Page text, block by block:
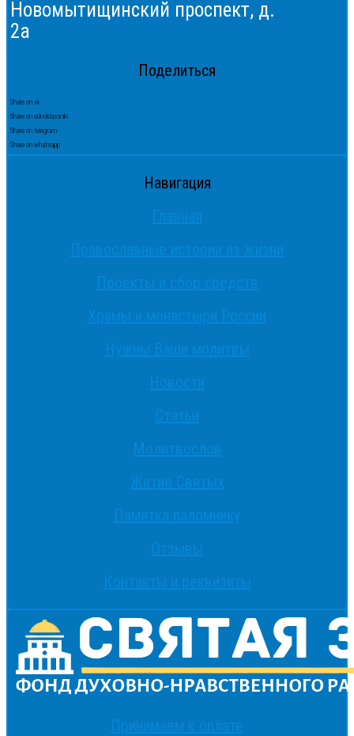
Новомытищинский проспект, д.
2а
Поделиться
Share on vk
Share on odnoklassniki
Share on telegram
Share on whatsapp
Навигация
Главная
Православные истории из жизни
Проекты и сбор средств
Храмы и монастыри России
Нужны Ваши молитвы
Новости
Статьи
Молитвослов
Житие Святых
Памятка паломнику
Отзывы
Контакты и реквизиты
Принимаем к оплате